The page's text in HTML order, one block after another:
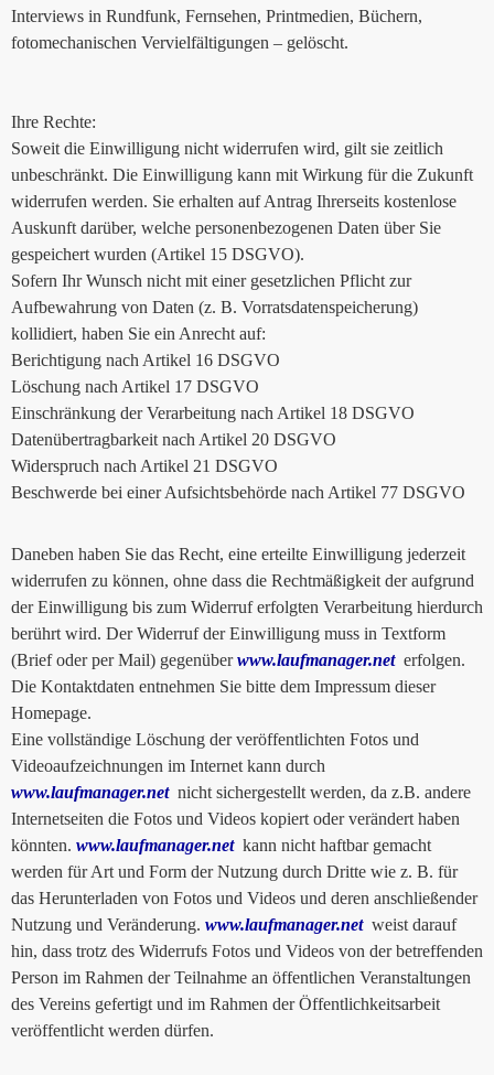
Interviews in Rundfunk, Fernsehen, Printmedien, Büchern,
fotomechanischen Vervielfältigungen – gelöscht.
Ihre Rechte:
Soweit die Einwilligung nicht widerrufen wird, gilt sie zeitlich
unbeschränkt. Die Einwilligung kann mit Wirkung für die Zukunft
widerrufen werden. Sie erhalten auf Antrag Ihrerseits kostenlose
Auskunft darüber, welche personenbezogenen Daten über Sie
gespeichert wurden (Artikel 15 DSGVO).
Sofern Ihr Wunsch nicht mit einer gesetzlichen Pflicht zur
Aufbewahrung von Daten (z. B. Vorratsdatenspeicherung)
kollidiert, haben Sie ein Anrecht auf:
Berichtigung nach Artikel 16 DSGVO
Löschung nach Artikel 17 DSGVO
Einschränkung der Verarbeitung nach Artikel 18 DSGVO
Datenübertragbarkeit nach Artikel 20 DSGVO
Widerspruch nach Artikel 21 DSGVO
Beschwerde bei einer Aufsichtsbehörde nach Artikel 77 DSGVO
Daneben haben Sie das Recht, eine erteilte Einwilligung jederzeit
widerrufen zu können, ohne dass die Rechtmäßigkeit der aufgrund
der Einwilligung bis zum Widerruf erfolgten Verarbeitung hierdurch
berührt wird. Der Widerruf der Einwilligung muss in Textform
(Brief oder per Mail) gegenüberwww.laufmanager.neterfolgen.
Die Kontaktdaten entnehmen Sie bitte dem Impressum dieser
Homepage.
Eine vollständige Löschung der veröffentlichten Fotos und
Videoaufzeichnungen im Internet kann durch
www.laufmanager.netnicht sichergestellt werden, da z.B. andere
Internetseiten die Fotos und Videos kopiert oder verändert haben
könnten. www.laufmanager.netkann nicht haftbar gemacht
werden für Art und Form der Nutzung durch Dritte wie z. B. für
das Herunterladen von Fotos und Videos und deren anschließender
Nutzung und Veränderung. www.laufmanager.netweist darauf
hin, dass trotz des Widerrufs Fotos und Videos von der betreffenden
Person im Rahmen der Teilnahme an öffentlichen Veranstaltungen
des Vereins gefertigt und im Rahmen der Öffentlichkeitsarbeit
veröffentlicht werden dürfen.